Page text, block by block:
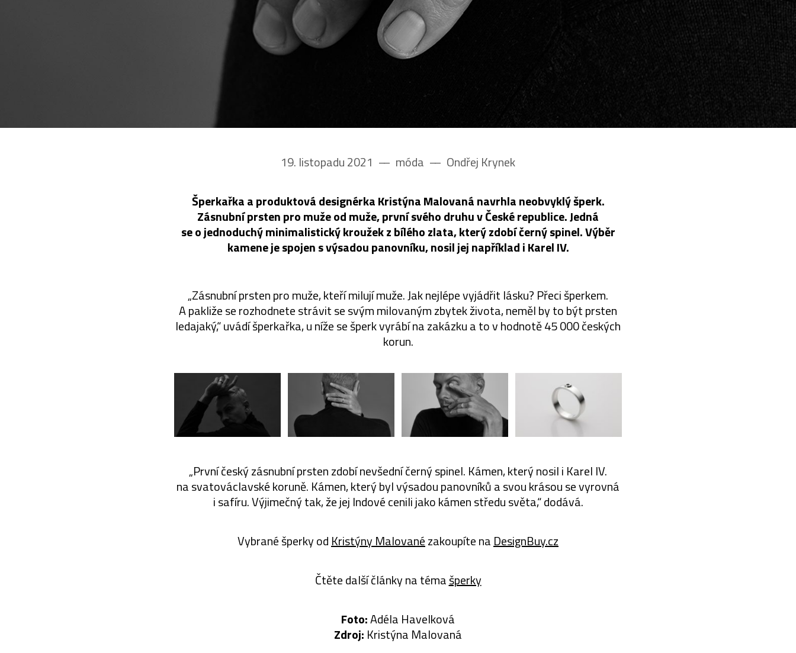
19. listopadu 2021 –– móda –– Ondřej Krynek
Šperkařka a produktová designérka Kristýna Malovaná navrhla neobvyklý šperk.
Zásnubní prsten pro muže od muže, první svého druhu v České republice. Jedná
se o jednoduchý minimalistický kroužek z bílého zlata, který zdobí černý spinel. Výběr
kamene je spojen s výsadou panovníku, nosil jej například i Karel IV.
„Zásnubní prsten pro muže, kteří milují muže. Jak nejlépe vyjádřit lásku? Přeci šperkem.
A pakliže se rozhodnete strávit se svým milovaným zbytek života, neměl by to být prsten
ledajaký,“ uvádí šperkařka, u níže se šperk vyrábí na zakázku a to v hodnotě 45 000 českých
korun.
„První český zásnubní prsten zdobí nevšední černý spinel. Kámen, který nosil i Karel IV.
na svatováclavské koruně. Kámen, který byl výsadou panovníků a svou krásou se vyrovná
i safíru. Výjimečný tak, že jej Indové cenili jako kámen středu světa,“ dodává.
Vybrané šperky od Kristýny Malovanézakoupíte na DesignBuy.cz
Čtěte další články na témašperky
Foto:Adéla Havelková
Zdroj: Kristýna Malovaná